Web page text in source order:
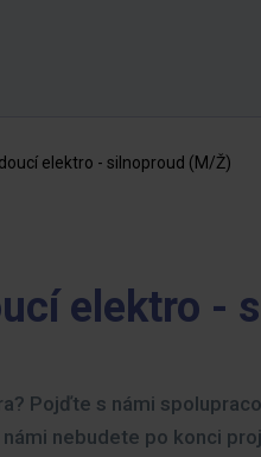
elektro - silnoproud (M/Ž)
elektro -
Pojďte s námi
nebudete po konci